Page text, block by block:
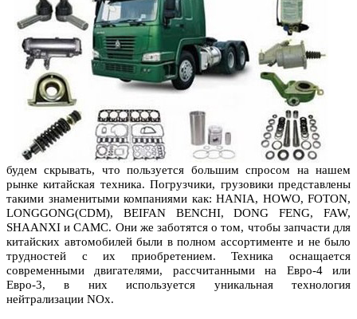
будем скрывать, что пользуется большим спросом на нашем
рынке китайская техника. Погрузчики, грузовики представлены
такими знаменитыми компаниями как: HANIA, HOWO, FOTON,
LONGGONG(CDM), BEIFAN BENCHI, DONG FENG, FAW,
SHAANXI и CAMC. Они же заботятся о том, чтобы запчасти для
китайских автомобилей были в полном ассортименте и не было
трудностей с их приобретением. Техника оснащается
современными двигателями, рассчитанными на Евро-4 или
Евро-3, в них используется уникальная технология
нейтрализации NOx.